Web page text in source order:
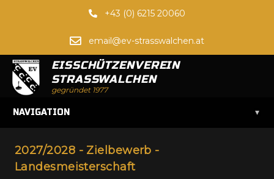
+43 (0) 6215 20060
email@ev-strasswalchen.at
EISSCHÜTZENVEREIN
STRASSWALCHEN
gegründet 1977
NAVIGATION ▾
2027/2028 - Zielbewerb -
Landesmeisterschaft